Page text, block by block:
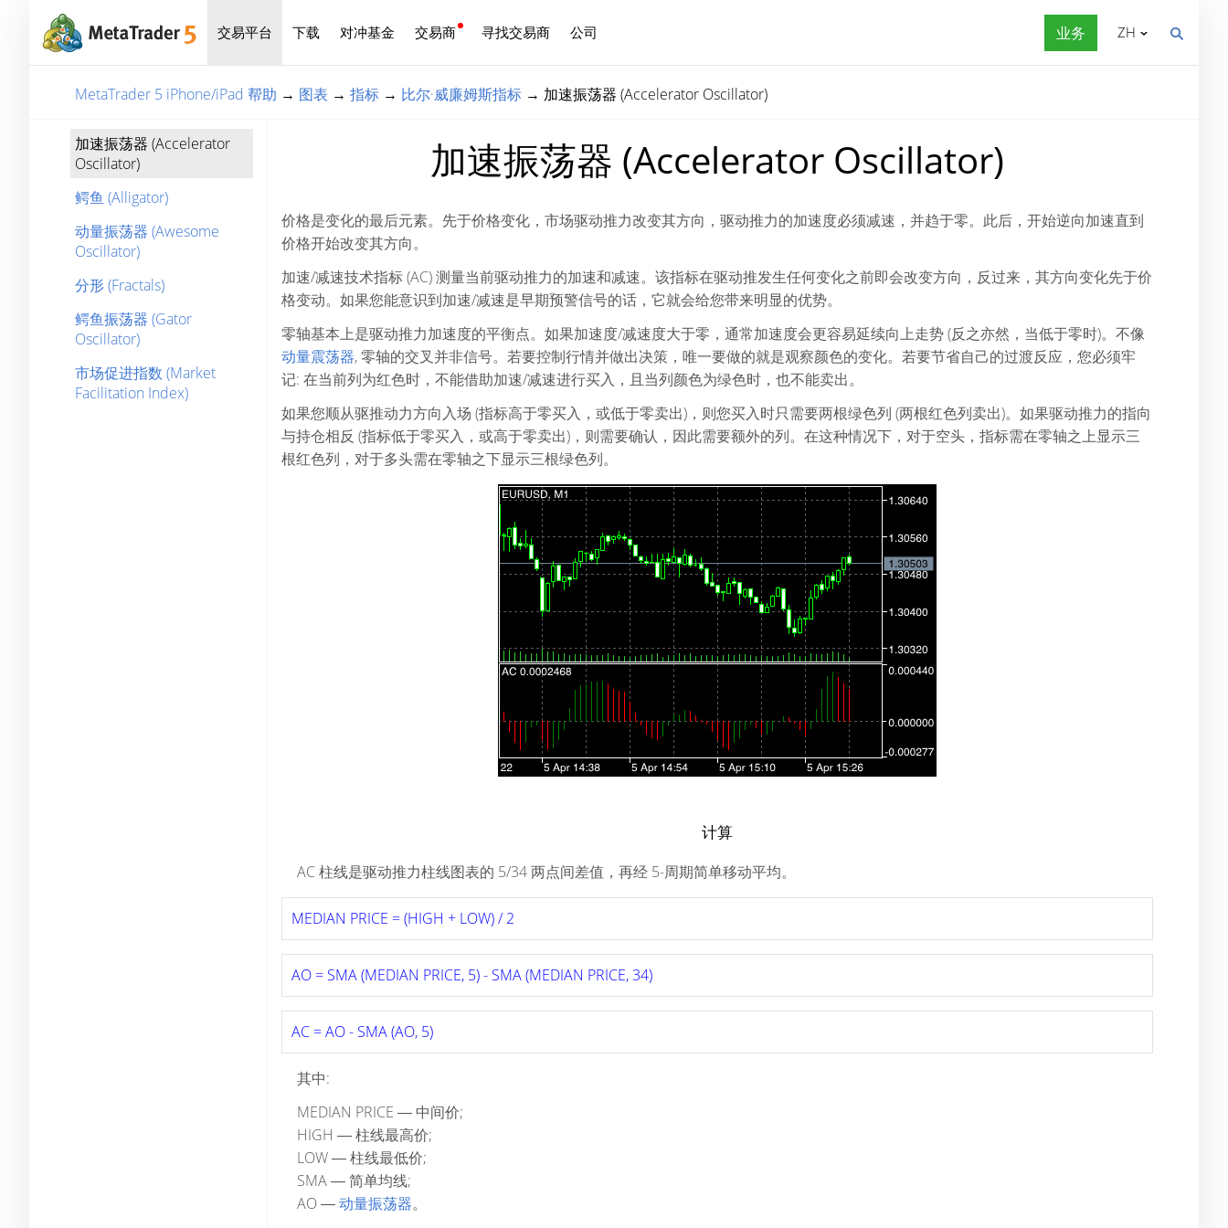
交易平台 下载 对冲基金 交易商 寻找交易商 公司 业务 ZH
MetaTrader 5 iPhone/iPad 帮助 → 图表 → 指标 → 比尔·威廉姆斯指标 → 加速振荡器 (Accelerator Oscillator)
加速振荡器 (Accelerator
Oscillator)
鳄鱼 (Alligator)
动量振荡器 (Awesome
Oscillator)
分形 (Fractals)
鳄鱼振荡器 (Gator
Oscillator)
市场促进指数 (Market
Facilitation Index)
加速振荡器 (Accelerator Oscillator)
价格是变化的最后元素。先于价格变化，市场驱动推力改变其方向，驱动推力的加速度必须减速，并趋于零。此后，开始逆向加速直到
价格开始改变其方向。
加速/减速技术指标 (AC) 测量当前驱动推力的加速和减速。该指标在驱动推发生任何变化之前即会改变方向，反过来，其方向变化先于价
格变动。如果您能意识到加速/减速是早期预警信号的话，它就会给您带来明显的优势。
零轴基本上是驱动推力加速度的平衡点。如果加速度/减速度大于零，通常加速度会更容易延续向上走势 (反之亦然，当低于零时)。不像
动量震荡器, 零轴的交叉并非信号。若要控制行情并做出决策，唯一要做的就是观察颜色的变化。若要节省自己的过渡反应，您必须牢
记: 在当前列为红色时，不能借助加速/减速进行买入，且当列颜色为绿色时，也不能卖出。
如果您顺从驱推动力方向入场 (指标高于零买入，或低于零卖出)，则您买入时只需要两根绿色列 (两根红色列卖出)。如果驱动推力的指向
与持仓相反 (指标低于零买入，或高于零卖出)，则需要确认，因此需要额外的列。在这种情况下，对于空头，指标需在零轴之上显示三
根红色列，对于多头需在零轴之下显示三根绿色列。
计算
AC 柱线是驱动推力柱线图表的 5/34 两点间差值，再经 5-周期简单移动平均。
MEDIAN PRICE = (HIGH + LOW) / 2
AO = SMA (MEDIAN PRICE, 5) - SMA (MEDIAN PRICE, 34)
AC = AO - SMA (AO, 5)
其中:
MEDIAN PRICE ― 中间价;
HIGH ― 柱线最高价;
LOW ― 柱线最低价;
SMA ― 简单均线;
AO ―动量振荡器。